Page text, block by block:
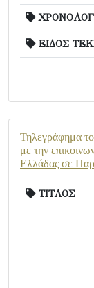
ΕΙΔΟΣ
Τηλεγράφημα
με την
Ελλάδας σε
ΤΙΤΛΟΣ